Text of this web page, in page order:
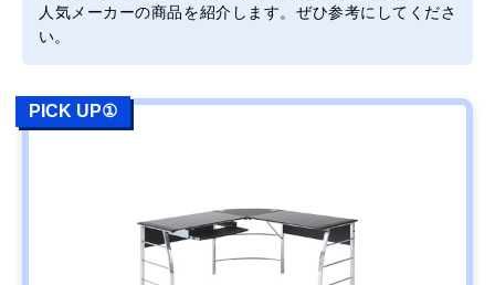
人気メーカーの商品を紹介します。ぜひ参考にしてくださ
い。
PICK UP①